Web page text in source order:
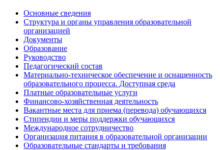
Основные сведения
Структура и органы управления образовательной
организацией
Документы
Образование
Руководство
Педагогический состав
Материально-техническое обеспечение и оснащенность
образовательного процесса. Доступная среда
Платные образовательные услуги
Финансово-хозяйственная деятельность
Вакантные места для приема (перевода) обучающихся
Стипендии и меры поддержки обучающихся
Международное сотрудничество
Организация питания в образовательной организации
Образовательные стандарты и требования